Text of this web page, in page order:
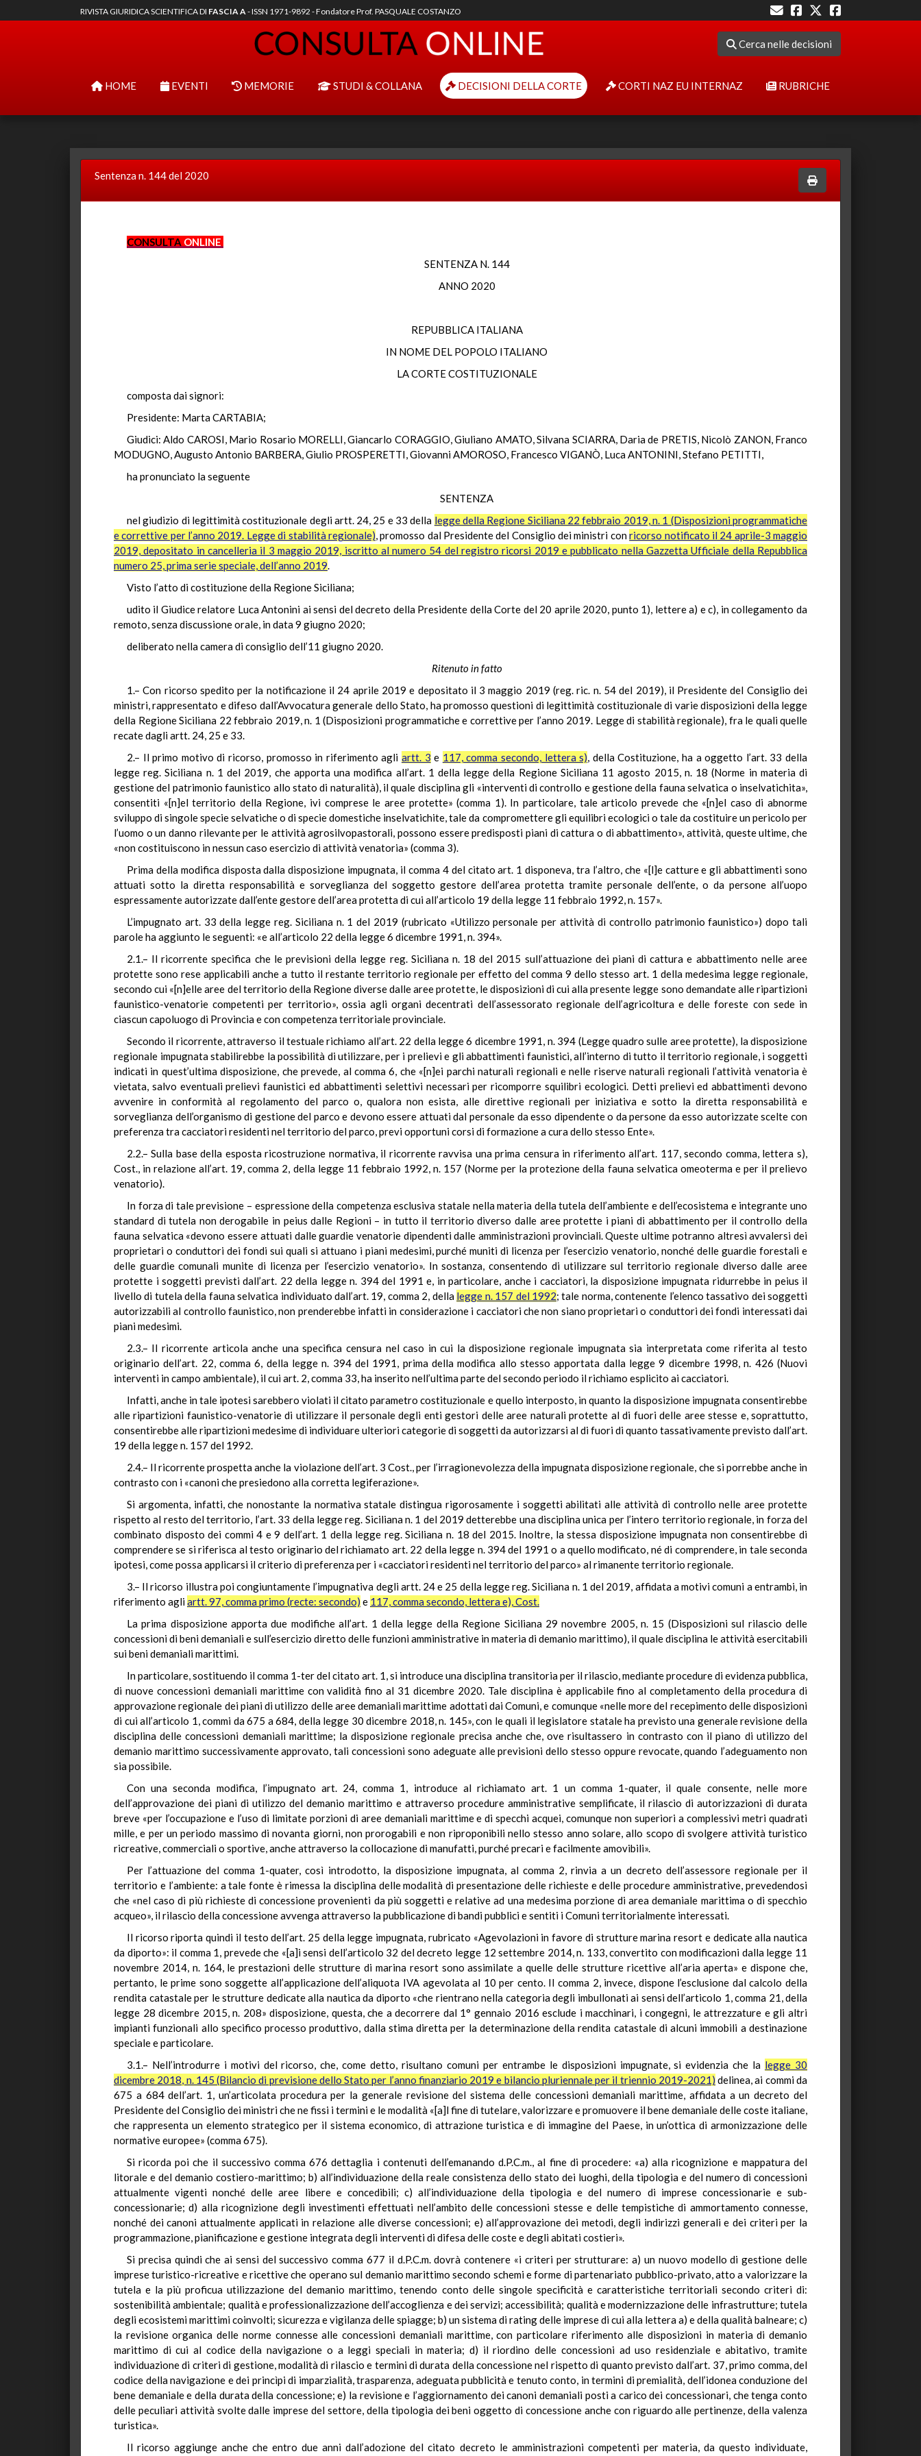
RIVISTA GIURIDICA SCIENTIFICA DI FASCIA A- ISSN 1971-9892 - Fondatore Prof. PASQUALE COSTANZO
Cerca nelle decisioni
HOME EVENTI MEMORIE STUDI & COLLANA DECISIONI DELLA CORTE CORTI NAZ EU INTERNAZ RUBRICHE
Sentenza n. 144 del 2020
CONSULTA ONLINE
SENTENZA N. 144
ANNO 2020
REPUBBLICA ITALIANA
IN NOME DEL POPOLO ITALIANO
LA CORTE COSTITUZIONALE
composta dai signori:
Presidente: Marta CARTABIA;
Giudici: Aldo CAROSI, Mario Rosario MORELLI, Giancarlo CORAGGIO, Giuliano AMATO, Silvana SCIARRA, Daria de PRETIS, Nicolò ZANON, Franco
MODUGNO, Augusto Antonio BARBERA, Giulio PROSPERETTI, Giovanni AMOROSO, Francesco VIGANÒ, Luca ANTONINI, Stefano PETITTI,
ha pronunciato la seguente
SENTENZA
nel giudizio di legittimità costituzionale degli artt. 24, 25 e 33 della legge della Regione Siciliana 22 febbraio 2019, n. 1 (Disposizioni programmatiche
e correttive per l’anno 2019. Legge di stabilità regionale), promosso dal Presidente del Consiglio dei ministri conricorso notificato il 24 aprile-3 maggio
2019, depositato in cancelleria il 3 maggio 2019, iscritto al numero 54 del registro ricorsi 2019 e pubblicato nella Gazzetta Ufficiale della Repubblica
numero 25, prima serie speciale, dell’anno 2019.
Visto l’atto di costituzione della Regione Siciliana;
udito il Giudice relatore Luca Antonini ai sensi del decreto della Presidente della Corte del 20 aprile 2020, punto 1), lettere a) e c), in collegamento da
remoto, senza discussione orale, in data 9 giugno 2020;
deliberato nella camera di consiglio dell’11 giugno 2020.
Ritenuto in fatto
1.– Con ricorso spedito per la notificazione il 24 aprile 2019 e depositato il 3 maggio 2019 (reg. ric. n. 54 del 2019), il Presidente del Consiglio dei
ministri, rappresentato e difeso dall’Avvocatura generale dello Stato, ha promosso questioni di legittimità costituzionale di varie disposizioni della legge
della Regione Siciliana 22 febbraio 2019, n. 1 (Disposizioni programmatiche e correttive per l’anno 2019. Legge di stabilità regionale), fra le quali quelle
recate dagli artt. 24, 25 e 33.
2.– Il primo motivo di ricorso, promosso in riferimento agli artt. 3 e 117, comma secondo, lettera s), della Costituzione, ha a oggetto l’art. 33 della
legge reg. Siciliana n. 1 del 2019, che apporta una modifica all’art. 1 della legge della Regione Siciliana 11 agosto 2015, n. 18 (Norme in materia di
gestione del patrimonio faunistico allo stato di naturalità), il quale disciplina gli «interventi di controllo e gestione della fauna selvatica o inselvatichita»,
consentiti «[n]el territorio della Regione, ivi comprese le aree protette» (comma 1). In particolare, tale articolo prevede che «[n]el caso di abnorme
sviluppo di singole specie selvatiche o di specie domestiche inselvatichite, tale da compromettere gli equilibri ecologici o tale da costituire un pericolo per
l’uomo o un danno rilevante per le attività agrosilvopastorali, possono essere predisposti piani di cattura o di abbattimento», attività, queste ultime, che
«non costituiscono in nessun caso esercizio di attività venatoria» (comma 3).
Prima della modifica disposta dalla disposizione impugnata, il comma 4 del citato art. 1 disponeva, tra l’altro, che «[l]e catture e gli abbattimenti sono
attuati sotto la diretta responsabilità e sorveglianza del soggetto gestore dell’area protetta tramite personale dell’ente, o da persone all’uopo
espressamente autorizzate dall’ente gestore dell’area protetta di cui all’articolo 19 della legge 11 febbraio 1992, n. 157».
L’impugnato art. 33 della legge reg. Siciliana n. 1 del 2019 (rubricato «Utilizzo personale per attività di controllo patrimonio faunistico») dopo tali
parole ha aggiunto le seguenti: «e all’articolo 22 della legge 6 dicembre 1991, n. 394».
2.1.– Il ricorrente specifica che le previsioni della legge reg. Siciliana n. 18 del 2015 sull’attuazione dei piani di cattura e abbattimento nelle aree
protette sono rese applicabili anche a tutto il restante territorio regionale per effetto del comma 9 dello stesso art. 1 della medesima legge regionale,
secondo cui «[n]elle aree del territorio della Regione diverse dalle aree protette, le disposizioni di cui alla presente legge sono demandate alle ripartizioni
faunistico-venatorie competenti per territorio», ossia agli organi decentrati dell’assessorato regionale dell’agricoltura e delle foreste con sede in
ciascun capoluogo di Provincia e con competenza territoriale provinciale.
Secondo il ricorrente, attraverso il testuale richiamo all’art. 22 della legge 6 dicembre 1991, n. 394 (Legge quadro sulle aree protette), la disposizione
regionale impugnata stabilirebbe la possibilità di utilizzare, per i prelievi e gli abbattimenti faunistici, all’interno di tutto il territorio regionale, i soggetti
indicati in quest’ultima disposizione, che prevede, al comma 6, che «[n]ei parchi naturali regionali e nelle riserve naturali regionali l’attività venatoria è
vietata, salvo eventuali prelievi faunistici ed abbattimenti selettivi necessari per ricomporre squilibri ecologici. Detti prelievi ed abbattimenti devono
avvenire in conformità al regolamento del parco o, qualora non esista, alle direttive regionali per iniziativa e sotto la diretta responsabilità e
sorveglianza dell’organismo di gestione del parco e devono essere attuati dal personale da esso dipendente o da persone da esso autorizzate scelte con
preferenza tra cacciatori residenti nel territorio del parco, previ opportuni corsi di formazione a cura dello stesso Ente».
2.2.– Sulla base della esposta ricostruzione normativa, il ricorrente ravvisa una prima censura in riferimento all’art. 117, secondo comma, lettera s),
Cost., in relazione all’art. 19, comma 2, della legge 11 febbraio 1992, n. 157 (Norme per la protezione della fauna selvatica omeoterma e per il prelievo
venatorio).
In forza di tale previsione – espressione della competenza esclusiva statale nella materia della tutela dell’ambiente e dell’ecosistema e integrante uno
standard di tutela non derogabile in peius dalle Regioni – in tutto il territorio diverso dalle aree protette i piani di abbattimento per il controllo della
fauna selvatica «devono essere attuati dalle guardie venatorie dipendenti dalle amministrazioni provinciali. Queste ultime potranno altresì avvalersi dei
proprietari o conduttori dei fondi sui quali si attuano i piani medesimi, purché muniti di licenza per l’esercizio venatorio, nonché delle guardie forestali e
delle guardie comunali munite di licenza per l’esercizio venatorio». In sostanza, consentendo di utilizzare sul territorio regionale diverso dalle aree
protette i soggetti previsti dall’art. 22 della legge n. 394 del 1991 e, in particolare, anche i cacciatori, la disposizione impugnata ridurrebbe in peius il
livello di tutela della fauna selvatica individuato dall’art. 19, comma 2, della legge n. 157 del 1992; tale norma, contenente l’elenco tassativo dei soggetti
autorizzabili al controllo faunistico, non prenderebbe infatti in considerazione i cacciatori che non siano proprietari o conduttori dei fondi interessati dai
piani medesimi.
2.3.– Il ricorrente articola anche una specifica censura nel caso in cui la disposizione regionale impugnata sia interpretata come riferita al testo
originario dell’art. 22, comma 6, della legge n. 394 del 1991, prima della modifica allo stesso apportata dalla legge 9 dicembre 1998, n. 426 (Nuovi
interventi in campo ambientale), il cui art. 2, comma 33, ha inserito nell’ultima parte del secondo periodo il richiamo esplicito ai cacciatori.
Infatti, anche in tale ipotesi sarebbero violati il citato parametro costituzionale e quello interposto, in quanto la disposizione impugnata consentirebbe
alle ripartizioni faunistico-venatorie di utilizzare il personale degli enti gestori delle aree naturali protette al di fuori delle aree stesse e, soprattutto,
consentirebbe alle ripartizioni medesime di individuare ulteriori categorie di soggetti da autorizzarsi al di fuori di quanto tassativamente previsto dall’art.
19 della legge n. 157 del 1992.
2.4.– Il ricorrente prospetta anche la violazione dell’art. 3 Cost., per l’irragionevolezza della impugnata disposizione regionale, che si porrebbe anche in
contrasto con i «canoni che presiedono alla corretta legiferazione».
Si argomenta, infatti, che nonostante la normativa statale distingua rigorosamente i soggetti abilitati alle attività di controllo nelle aree protette
rispetto al resto del territorio, l’art. 33 della legge reg. Siciliana n. 1 del 2019 detterebbe una disciplina unica per l’intero territorio regionale, in forza del
combinato disposto dei commi 4 e 9 dell’art. 1 della legge reg. Siciliana n. 18 del 2015. Inoltre, la stessa disposizione impugnata non consentirebbe di
comprendere se si riferisca al testo originario del richiamato art. 22 della legge n. 394 del 1991 o a quello modificato, né di comprendere, in tale seconda
ipotesi, come possa applicarsi il criterio di preferenza per i «cacciatori residenti nel territorio del parco» al rimanente territorio regionale.
3.– Il ricorso illustra poi congiuntamente l’impugnativa degli artt. 24 e 25 della legge reg. Siciliana n. 1 del 2019, affidata a motivi comuni a entrambi, in
riferimento agliartt. 97, comma primo (recte: secondo) e 117, comma secondo, lettera e), Cost.
La prima disposizione apporta due modifiche all’art. 1 della legge della Regione Siciliana 29 novembre 2005, n. 15 (Disposizioni sul rilascio delle
concessioni di beni demaniali e sull’esercizio diretto delle funzioni amministrative in materia di demanio marittimo), il quale disciplina le attività esercitabili
sui beni demaniali marittimi.
In particolare, sostituendo il comma 1-ter del citato art. 1, si introduce una disciplina transitoria per il rilascio, mediante procedure di evidenza pubblica,
di nuove concessioni demaniali marittime con validità fino al 31 dicembre 2020. Tale disciplina è applicabile fino al completamento della procedura di
approvazione regionale dei piani di utilizzo delle aree demaniali marittime adottati dai Comuni, e comunque «nelle more del recepimento delle disposizioni
di cui all’articolo 1, commi da 675 a 684, della legge 30 dicembre 2018, n. 145», con le quali il legislatore statale ha previsto una generale revisione della
disciplina delle concessioni demaniali marittime; la disposizione regionale precisa anche che, ove risultassero in contrasto con il piano di utilizzo del
demanio marittimo successivamente approvato, tali concessioni sono adeguate alle previsioni dello stesso oppure revocate, quando l’adeguamento non
sia possibile.
Con una seconda modifica, l’impugnato art. 24, comma 1, introduce al richiamato art. 1 un comma 1-quater, il quale consente, nelle more
dell’approvazione dei piani di utilizzo del demanio marittimo e attraverso procedure amministrative semplificate, il rilascio di autorizzazioni di durata
breve «per l’occupazione e l’uso di limitate porzioni di aree demaniali marittime e di specchi acquei, comunque non superiori a complessivi metri quadrati
mille, e per un periodo massimo di novanta giorni, non prorogabili e non riproponibili nello stesso anno solare, allo scopo di svolgere attività turistico
ricreative, commerciali o sportive, anche attraverso la collocazione di manufatti, purché precari e facilmente amovibili».
Per l’attuazione del comma 1-quater, così introdotto, la disposizione impugnata, al comma 2, rinvia a un decreto dell’assessore regionale per il
territorio e l’ambiente: a tale fonte è rimessa la disciplina delle modalità di presentazione delle richieste e delle procedure amministrative, prevedendosi
che «nel caso di più richieste di concessione provenienti da più soggetti e relative ad una medesima porzione di area demaniale marittima o di specchio
acqueo», il rilascio della concessione avvenga attraverso la pubblicazione di bandi pubblici e sentiti i Comuni territorialmente interessati.
Il ricorso riporta quindi il testo dell’art. 25 della legge impugnata, rubricato «Agevolazioni in favore di strutture marina resort e dedicate alla nautica
da diporto»: il comma 1, prevede che «[a]i sensi dell’articolo 32 del decreto legge 12 settembre 2014, n. 133, convertito con modificazioni dalla legge 11
novembre 2014, n. 164, le prestazioni delle strutture di marina resort sono assimilate a quelle delle strutture ricettive all’aria aperta» e dispone che,
pertanto, le prime sono soggette all’applicazione dell’aliquota IVA agevolata al 10 per cento. Il comma 2, invece, dispone l’esclusione dal calcolo della
rendita catastale per le strutture dedicate alla nautica da diporto «che rientrano nella categoria degli imbullonati ai sensi dell’articolo 1, comma 21, della
legge 28 dicembre 2015, n. 208» disposizione, questa, che a decorrere dal 1° gennaio 2016 esclude i macchinari, i congegni, le attrezzature e gli altri
impianti funzionali allo specifico processo produttivo, dalla stima diretta per la determinazione della rendita catastale di alcuni immobili a destinazione
speciale e particolare.
3.1.– Nell’introdurre i motivi del ricorso, che, come detto, risultano comuni per entrambe le disposizioni impugnate, si evidenzia che la legge 30
dicembre 2018, n. 145 (Bilancio di previsione dello Stato per l’anno finanziario 2019 e bilancio pluriennale per il triennio 2019-2021) delinea, ai commi da
675 a 684 dell’art. 1, un’articolata procedura per la generale revisione del sistema delle concessioni demaniali marittime, affidata a un decreto del
Presidente del Consiglio dei ministri che ne fissi i termini e le modalità «[a]l fine di tutelare, valorizzare e promuovere il bene demaniale delle coste italiane,
che rappresenta un elemento strategico per il sistema economico, di attrazione turistica e di immagine del Paese, in un’ottica di armonizzazione delle
normative europee» (comma 675).
Si ricorda poi che il successivo comma 676 dettaglia i contenuti dell’emanando d.P.C.m., al fine di procedere: «a) alla ricognizione e mappatura del
litorale e del demanio costiero-marittimo; b) all’individuazione della reale consistenza dello stato dei luoghi, della tipologia e del numero di concessioni
attualmente vigenti nonché delle aree libere e concedibili; c) all’individuazione della tipologia e del numero di imprese concessionarie e sub-
concessionarie; d) alla ricognizione degli investimenti effettuati nell’ambito delle concessioni stesse e delle tempistiche di ammortamento connesse,
nonché dei canoni attualmente applicati in relazione alle diverse concessioni; e) all’approvazione dei metodi, degli indirizzi generali e dei criteri per la
programmazione, pianificazione e gestione integrata degli interventi di difesa delle coste e degli abitati costieri».
Si precisa quindi che ai sensi del successivo comma 677 il d.P.C.m. dovrà contenere «i criteri per strutturare: a) un nuovo modello di gestione delle
imprese turistico-ricreative e ricettive che operano sul demanio marittimo secondo schemi e forme di partenariato pubblico-privato, atto a valorizzare la
tutela e la più proficua utilizzazione del demanio marittimo, tenendo conto delle singole specificità e caratteristiche territoriali secondo criteri di:
sostenibilità ambientale; qualità e professionalizzazione dell’accoglienza e dei servizi; accessibilità; qualità e modernizzazione delle infrastrutture; tutela
degli ecosistemi marittimi coinvolti; sicurezza e vigilanza delle spiagge; b) un sistema di rating delle imprese di cui alla lettera a) e della qualità balneare; c)
la revisione organica delle norme connesse alle concessioni demaniali marittime, con particolare riferimento alle disposizioni in materia di demanio
marittimo di cui al codice della navigazione o a leggi speciali in materia; d) il riordino delle concessioni ad uso residenziale e abitativo, tramite
individuazione di criteri di gestione, modalità di rilascio e termini di durata della concessione nel rispetto di quanto previsto dall’art. 37, primo comma, del
codice della navigazione e dei princìpi di imparzialità, trasparenza, adeguata pubblicità e tenuto conto, in termini di premialità, dell’idonea conduzione del
bene demaniale e della durata della concessione; e) la revisione e l’aggiornamento dei canoni demaniali posti a carico dei concessionari, che tenga conto
delle peculiari attività svolte dalle imprese del settore, della tipologia dei beni oggetto di concessione anche con riguardo alle pertinenze, della valenza
turistica».
Il ricorso aggiunge anche che entro due anni dall’adozione del citato decreto le amministrazioni competenti per materia, da questo individuate,